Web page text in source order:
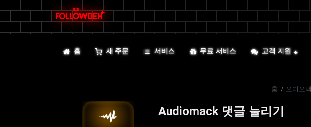
홈 새 주문 서비스 무료 서비스 고객 지원
홈 / 오디오맥
Audiomack 댓글 늘리기